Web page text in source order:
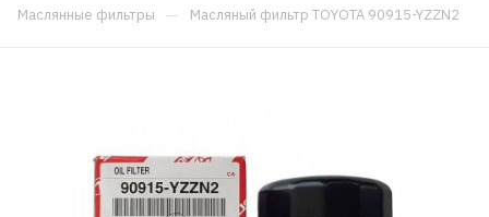
Маслянные фильтры — Масляный фильтр TOYOTA 90915-YZZN2